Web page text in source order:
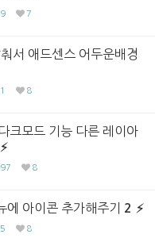
7
서 애드센스 어두운배경
8
크모드 기능 다른 레이아
8
아이콘 추가해주기 2
8